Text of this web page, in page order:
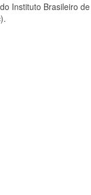
Instituto Brasileiro